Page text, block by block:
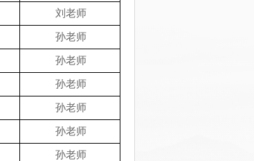
刘老师
孙老师
孙老师
孙老师
孙老师
孙老师
孙老师